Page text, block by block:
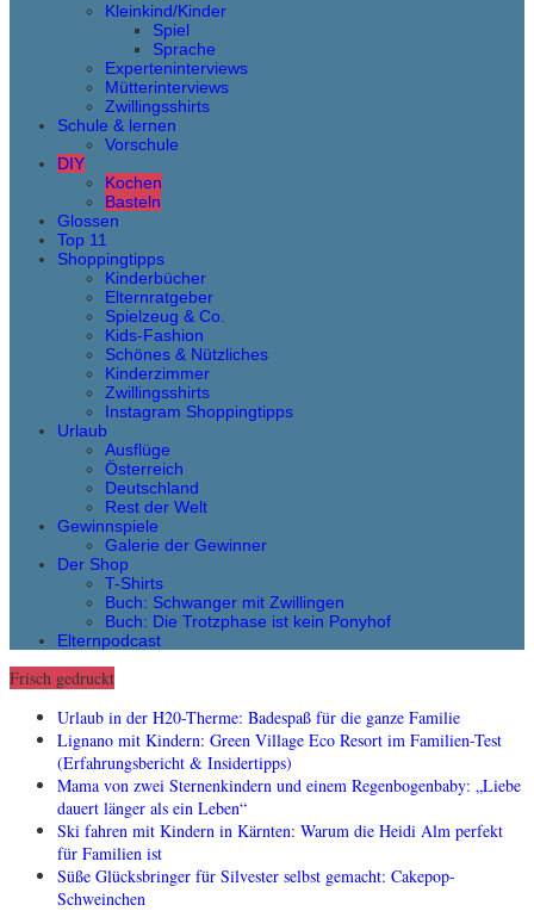
Kleinkind/Kinder
Spiel
Sprache
Experteninterviews
Mütterinterviews
Zwillingsshirts
Schule & lernen
Vorschule
DIY
Kochen
Basteln
Glossen
Top 11
Shoppingtipps
Kinderbücher
Elternratgeber
Spielzeug & Co.
Kids-Fashion
Schönes & Nützliches
Kinderzimmer
Zwillingsshirts
Instagram Shoppingtipps
Urlaub
Ausflüge
Österreich
Deutschland
Rest der Welt
Gewinnspiele
Galerie der Gewinner
Der Shop
T-Shirts
Buch: Schwanger mit Zwillingen
Buch: Die Trotzphase ist kein Ponyhof
Elternpodcast
Frisch gedruckt
Urlaub in der H20-Therme: Badespaß für die ganze Familie
Lignano mit Kindern: Green Village Eco Resort im Familien-Test
(Erfahrungsbericht & Insidertipps)
Mama von zwei Sternenkindern und einem Regenbogenbaby: „Liebe
dauert länger als ein Leben“
Ski fahren mit Kindern in Kärnten: Warum die Heidi Alm perfekt
für Familien ist
Süße Glücksbringer für Silvester selbst gemacht: Cakepop-
Schweinchen